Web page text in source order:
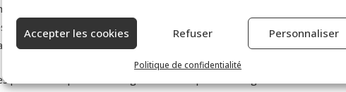
Accepter les cookies Refuser Personnaliser
Politique de confidentialité
Nous préconisons une disposition en classe ou en théâtre pour
plus aisément la distance de plus d’un mètre entre chaque
pauses et repas seront organisés en respectant les gestes barrières